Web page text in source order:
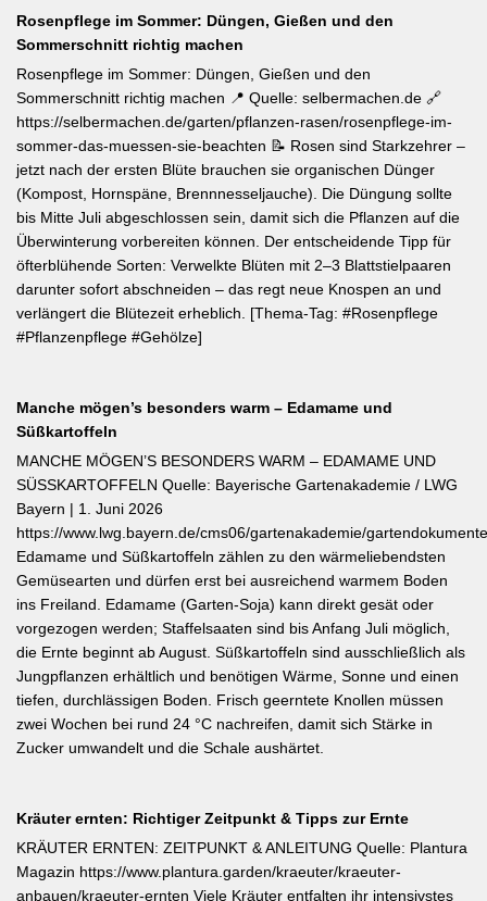
Rosenpflege im Sommer: Düngen, Gießen und den
Sommerschnitt richtig machen
Rosenpflege im Sommer: Düngen, Gießen und den
Sommerschnitt richtig machen 📍 Quelle: selbermachen.de 🔗
https://selbermachen.de/garten/pflanzen-rasen/rosenpflege-im-
sommer-das-muessen-sie-beachten 📝 Rosen sind Starkzehrer –
jetzt nach der ersten Blüte brauchen sie organischen Dünger
(Kompost, Hornspäne, Brennnesseljauche). Die Düngung sollte
bis Mitte Juli abgeschlossen sein, damit sich die Pflanzen auf die
Überwinterung vorbereiten können. Der entscheidende Tipp für
öfterblühende Sorten: Verwelkte Blüten mit 2–3 Blattstielpaaren
darunter sofort abschneiden – das regt neue Knospen an und
verlängert die Blütezeit erheblich. [Thema-Tag: #Rosenpflege
#Pflanzenpflege #Gehölze]
Manche mögen’s besonders warm – Edamame und
Süßkartoffeln
MANCHE MÖGEN’S BESONDERS WARM – EDAMAME UND
SÜSSKARTOFFELN Quelle: Bayerische Gartenakademie / LWG
Bayern | 1. Juni 2026
https://www.lwg.bayern.de/cms06/gartenakademie/
Edamame und Süßkartoffeln zählen zu den wärmeliebendsten
Gemüsearten und dürfen erst bei ausreichend warmem Boden
ins Freiland. Edamame (Garten-Soja) kann direkt gesät oder
vorgezogen werden; Staffelsaaten sind bis Anfang Juli möglich,
die Ernte beginnt ab August. Süßkartoffeln sind ausschließlich als
Jungpflanzen erhältlich und benötigen Wärme, Sonne und einen
tiefen, durchlässigen Boden. Frisch geerntete Knollen müssen
zwei Wochen bei rund 24 °C nachreifen, damit sich Stärke in
Zucker umwandelt und die Schale aushärtet.
Kräuter ernten: Richtiger Zeitpunkt & Tipps zur Ernte
KRÄUTER ERNTEN: ZEITPUNKT & ANLEITUNG Quelle: Plantura
Magazin https://www.plantura.garden/kraeuter/kraeuter-
anbauen/kraeuter-ernten Viele Kräuter entfalten ihr intensivstes